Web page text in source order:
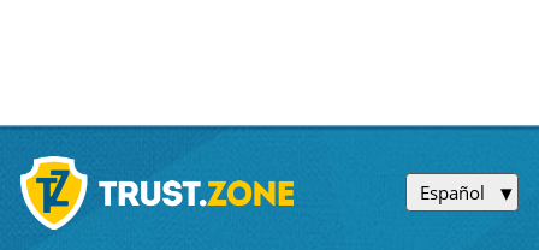
Español